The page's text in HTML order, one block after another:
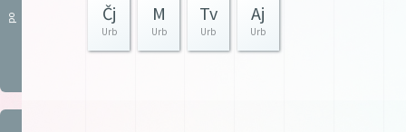
po Čj
Urb
M
Urb
Tv
Urb
Aj
Urb